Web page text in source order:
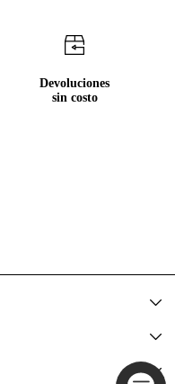
Devoluciones
sin costo